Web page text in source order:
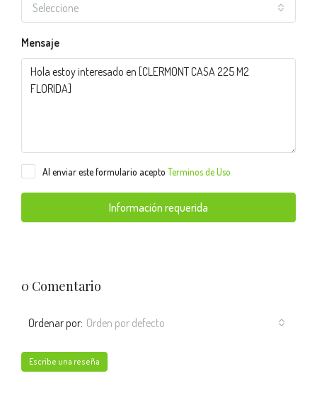
Seleccione
Mensaje
Al enviar este formulario acepto Terminos de Uso
Información requerida
0 Comentario
Ordenar por: Orden por defecto
Escribe una reseña